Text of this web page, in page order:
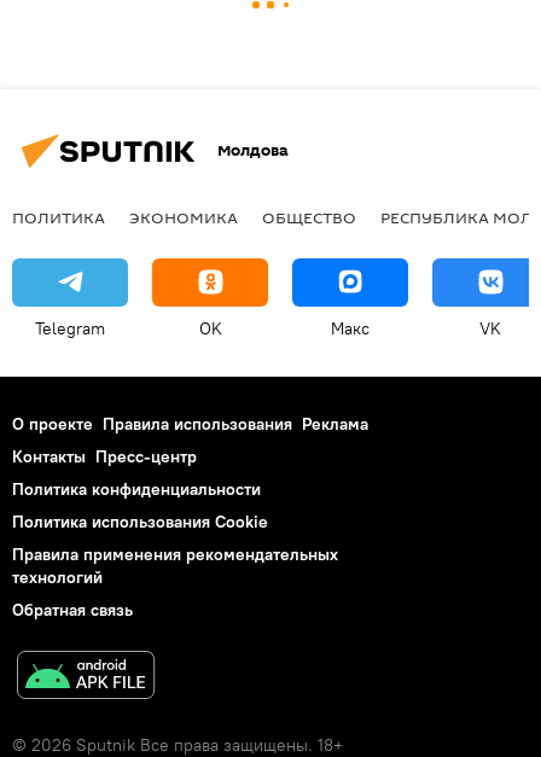
Молдова
ПОЛИТИКА ЭКОНОМИКА ОБЩЕСТВО РЕСПУБЛИКА
Telegram OK Макс VK
О проекте Правила использования Реклама
Контакты Пресс-центр
Политика конфиденциальности
Политика использования Cookie
Правила применения рекомендательных
технологий
Обратная связь
© 2026 Sputnik Все права защищены. 18+